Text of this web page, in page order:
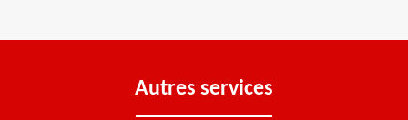
Autres services